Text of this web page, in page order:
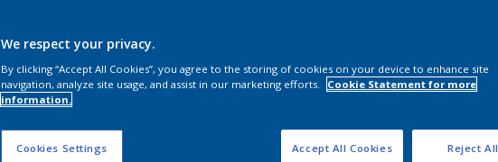
Innen Reparatur Moltofill S.O.S. Easy Wandfarbe
We respect your privacy.
By clicking “Accept All Cookies”, you agree to the storing of cookies on your device to enhance site
navigation, analyze site usage, and assist in our marketing efforts.
Cookie Statement for more
information.
Cookies Settings Reject All
Accept All Cookies